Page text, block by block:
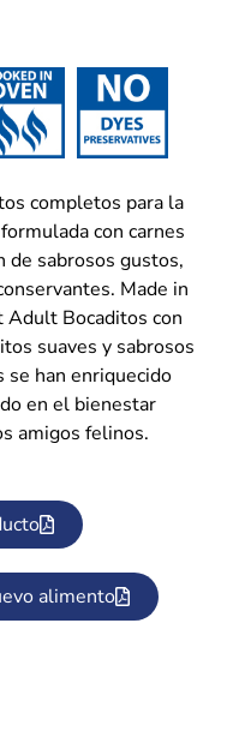
completos para la
con carnes
de sabrosos gustos,
Made in
Adult Bocaditos con
suaves y sabrosos
se han enriquecido
en el bienestar
amigos felinos.
alimento